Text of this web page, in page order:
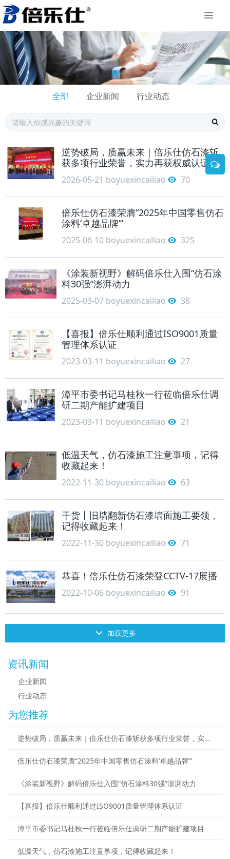
全部 企业新闻 行业动态
逆势破局，质赢未来｜倍乐仕仿石漆斩
获多项行业荣誉，实力再获权威认证！
2026-05-21 boyuexincailiao 70
倍乐仕仿石漆荣膺“2025年中国零售仿石
涂料‘卓越品牌’”
2025-06-10 boyuexincailiao 325
《涂装新视野》解码倍乐仕入围“仿石涂
料30强”澎湃动力
2025-03-07 boyuexincailiao 38
【喜报】倍乐仕顺利通过ISO9001质量
管理体系认证
2023-03-11 boyuexincailiao 27
漳平市委书记马桂秋一行莅临倍乐仕调
研二期产能扩建项目
2023-03-11 boyuexincailiao 21
低温天气，仿石漆施工注意事项，记得
收藏起来！
2022-11-30 boyuexincailiao 63
干货丨旧墙翻新仿石漆墙面施工要领，
记得收藏起来！
2022-11-30 boyuexincailiao 71
恭喜！倍乐仕仿石漆荣登CCTV-17展播
2022-10-06 boyuexincailiao 91
加载更多
资讯新闻
企业新闻
行业动态
为您推荐
逆势破局，质赢未来｜倍乐仕仿石漆斩获多项行业荣誉，实力再获权威认证！
倍乐仕仿石漆荣膺“2025年中国零售仿石涂料‘卓越品牌’”
《涂装新视野》解码倍乐仕入围“仿石涂料30强”澎湃动力
【喜报】倍乐仕顺利通过ISO9001质量管理体系认证
漳平市委书记马桂秋一行莅临倍乐仕调研二期产能扩建项目
低温天气，仿石漆施工注意事项，记得收藏起来！